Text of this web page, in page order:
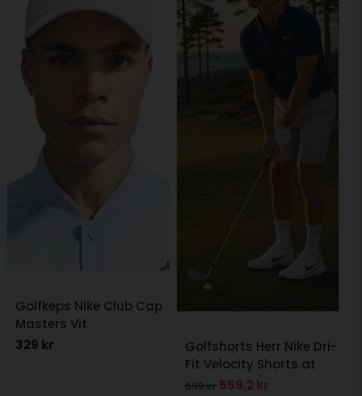
Golfkeps Nike Club Cap
Masters Vit
329 kr
Golfshorts Herr Nike Dri-
Fit Velocity Shorts at
Knee Ljusgrå
699 kr 559,2 kr